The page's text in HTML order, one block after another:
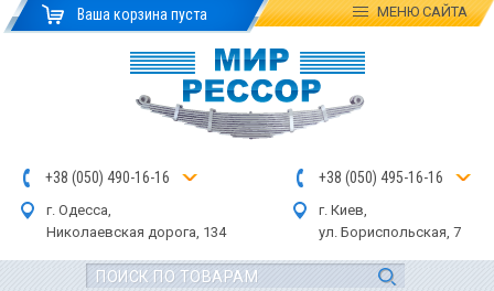
Ваша корзина пуста МЕНЮСАЙТА
+38 (050) 490-16-16
г. Одесса,
Николаевская дорога, 134
+38 (050) 495-16-16
г. Киев,
ул. Бориспольская, 7